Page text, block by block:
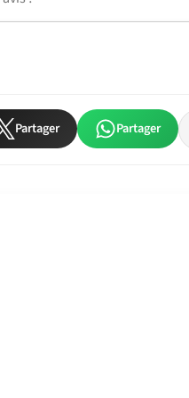
Partager Partager